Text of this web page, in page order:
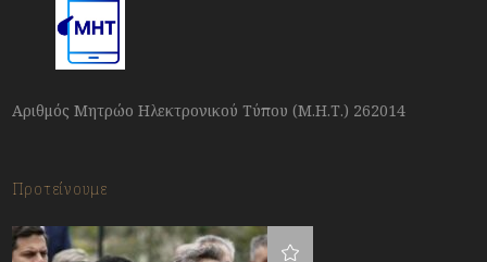
Αριθμός Μητρώο Ηλεκτρονικού Τύπου (Μ.Η.Τ.) 262014
Προτείνουμε